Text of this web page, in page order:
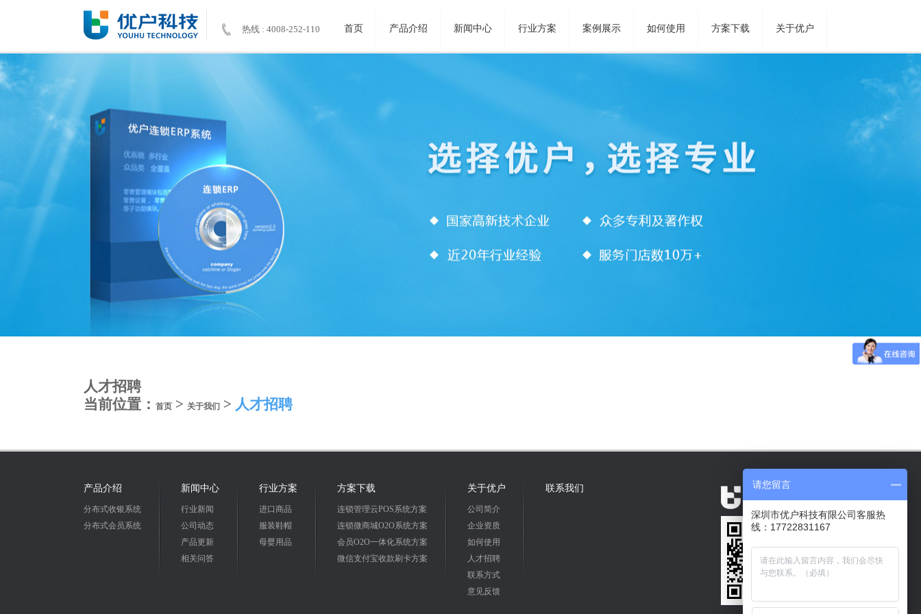
热线 : 4008-252-110 首页 产品介绍 新闻中心 行业方案 案例展示 如何使用 方案下载 关于优户
人才招聘
当前位置： 首页 > 关于我们 > 人才招聘
产品介绍
分布式收银系统
分布式会员系统
新闻中心
行业新闻
公司动态
产品更新
相关问答
行业方案
进口商品
服装鞋帽
母婴用品
方案下载
连锁管理云POS系统方案
连锁微商城O2O系统方案
会员O2O一体化系统方案
微信支付宝收款刷卡方案
关于优户
公司简介
企业资质
如何使用
人才招聘
联系方式
意见反馈
联系我们 请您留言
深圳市优户科技有限公司客服热
线：17722831167